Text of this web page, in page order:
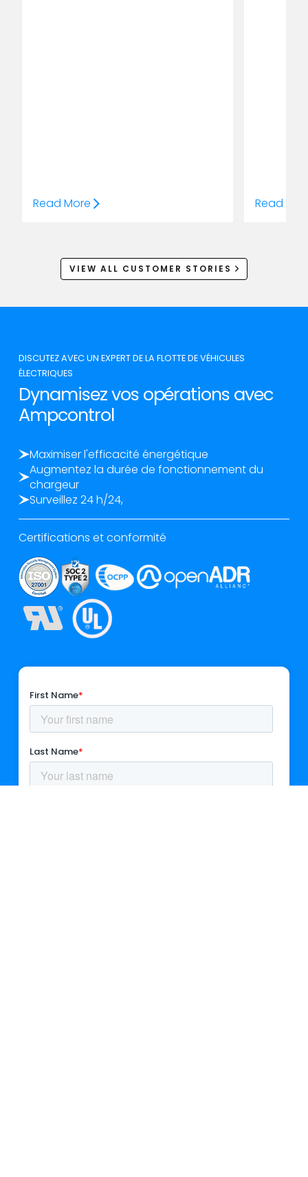
Read More Read
VIEW ALL CUSTOMER STORIES
DISCUTEZ AVEC UN EXPERT DE LA FLOTTE DE VÉHICULES
ÉLECTRIQUES
Dynamisez vos opérations avec
Ampcontrol
Maximiser l'efficacité énergétique
Augmentez la durée de fonctionnement du
chargeur
Surveillez 24 h/24,
Certifications et conformité